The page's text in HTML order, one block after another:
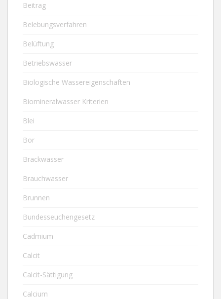
Beitrag
Belebungsverfahren
Belüftung
Betriebswasser
Biologische Wassereigenschaften
Biomineralwasser Kriterien
Blei
Bor
Brackwasser
Brauchwasser
Brunnen
Bundesseuchengesetz
Cadmium
Calcit
Calcit-Sättigung
Calcium